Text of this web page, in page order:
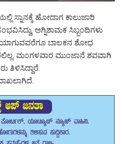
ಸ್ನಾನಕ್ಕೆ ಹೋದಾಗ ಕಾಲುಜಾರಿ
ಅಗ್ನಿಶಾಮಕ ಸಿಬ್ಬಂದಿಗಳು
ಬಾಲಕನ ಶೋಧ
ಮಂಗಳವಾರ ಮುಂಜಾನೆ ಶವವಾಗಿ
ತಿಳಿಸಿದ್ದಾರೆ.